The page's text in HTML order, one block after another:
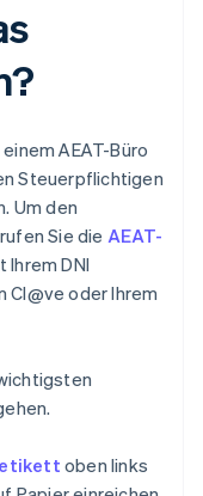
AEAT-Büro
Steuerpflichtigen
Um den
Sie die AEAT-
Ihrem DNI
Cl@ve oder Ihrem
oben links